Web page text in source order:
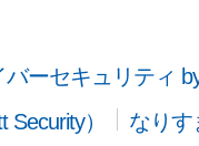
ーセキュリティ
）
なりす